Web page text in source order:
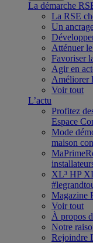
La démarche
La RSE
Un
Atténuer
Favoriser
Agir en
Améliorer
Voir tout
L’actu
Profitez
Espace
Mode
maison
XL³ HP
Magazine
Voir tout
À propos
Notre
Rejoindre